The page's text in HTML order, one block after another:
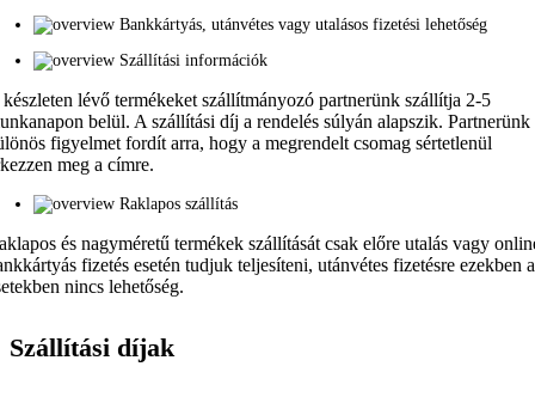
Bankkártyás, utánvétes vagy utalásos fizetési lehetőség
Szállítási információk
lévő termékeket szállítmányozó partnerünk szállítja 2-5
belül. A szállítási díj a rendelés súlyán alapszik. Partnerünk
figyelmet fordít arra, hogy a megrendelt csomag sértetlenül
meg a címre.
Raklapos szállítás
és nagyméretű termékek szállítását csak előre utalás vagy
fizetés esetén tudjuk teljesíteni, utánvétes fizetésre ezekben
nincs lehetőség.
Szállítási díjak